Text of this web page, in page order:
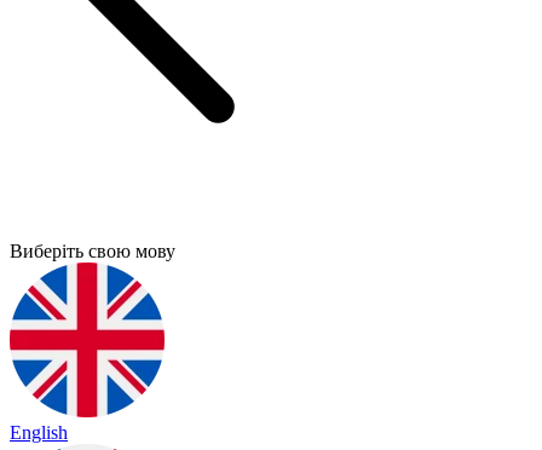
Виберіть свою мову
English